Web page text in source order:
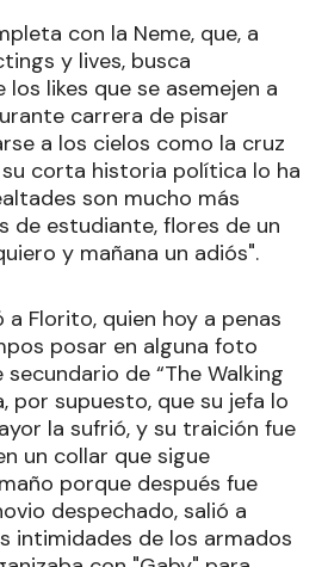
con la Neme, que, a
y lives, busca
likes que se asemejen a
carrera de pisar
a los cielos como la cruz
corta historia política lo ha
son mucho más
de estudiante, flores de un
y mañana un adiós".
Florito, quien hoy a penas
posar en alguna foto
de “The Walking
por supuesto, que su jefa lo
la sufrió, y su traición fue
un collar que sigue
porque después fue
despechado, salió a
intimidades de los armados